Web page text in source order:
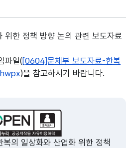
위한 정책 방향 논의 관련 보도자료
파일([0604]문체부 보도자료-한복
)을 참고하시기 바랍니다.
복의 일상화와 산업화 위한 정책